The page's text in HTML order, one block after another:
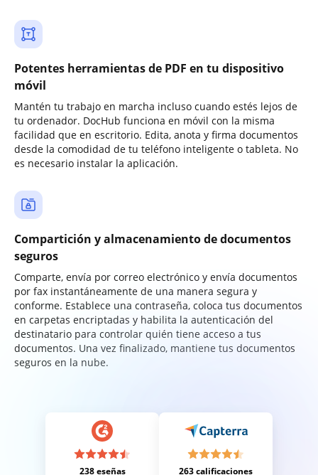
Potentes herramientas de PDF en tu dispositivo
móvil
Mantén tu trabajo en marcha incluso cuando estés lejos de
tu ordenador. DocHub funciona en móvil con la misma
facilidad que en escritorio. Edita, anota y firma documentos
desde la comodidad de tu teléfono inteligente o tableta. No
es necesario instalar la aplicación.
Compartición y almacenamiento de documentos
seguros
Comparte, envía por correo electrónico y envía documentos
por fax instantáneamente de una manera segura y
conforme. Establece una contraseña, coloca tus documentos
en carpetas encriptadas y habilita la autenticación del
destinatario para controlar quién tiene acceso a tus
documentos. Una vez finalizado, mantiene tus documentos
seguros en la nube.
238 eseñas 263 calificaciones